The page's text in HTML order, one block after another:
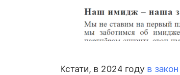
Кстати, в 2024 году в закон